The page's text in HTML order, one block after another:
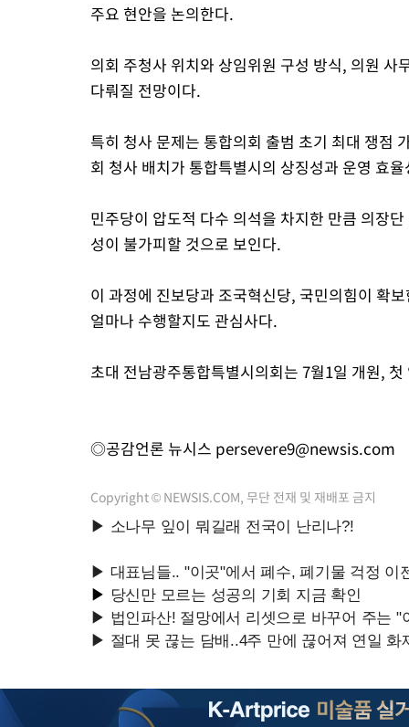
주요 현안을 논의한다.
의회 주청사 위치와 상임위원 구성 방식, 의원
다뤄질 전망이다.
특히 청사 문제는 통합의회 출범 초기 최대 쟁점
회 청사 배치가 통합특별시의 상징성과 운영 효
민주당이 압도적 다수 의석을 차지한 만큼 의장
성이 불가피할 것으로 보인다.
이 과정에 진보당과 조국혁신당, 국민의힘이 확
얼마나 수행할지도 관심사다.
초대 전남광주통합특별시의회는 7월1일 개원,
◎공감언론 뉴시스 persevere9@newsis.com
Copyright © NEWSIS.COM, 무단 전재 및 재배포 금지